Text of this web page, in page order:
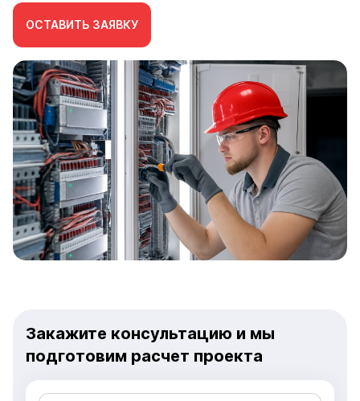
ОСТАВИТЬ ЗАЯВКУ
Закажите консультацию и мы
подготовим расчет проекта